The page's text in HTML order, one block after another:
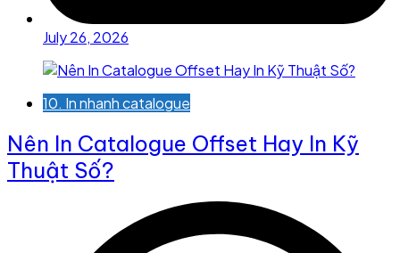
July 26, 2026
10. In nhanh catalogue
Nên In Catalogue Offset Hay In Kỹ
Thuật Số?